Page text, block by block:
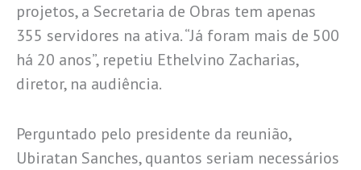
projetos, a Secretaria de Obras tem apenas
355 servidores na ativa. “Já foram mais de 500
há 20 anos”, repetiu Ethelvino Zacharias,
diretor, na audiência.
Perguntado pelo presidente da reunião,
Ubiratan Sanches, quantos seriam necessários